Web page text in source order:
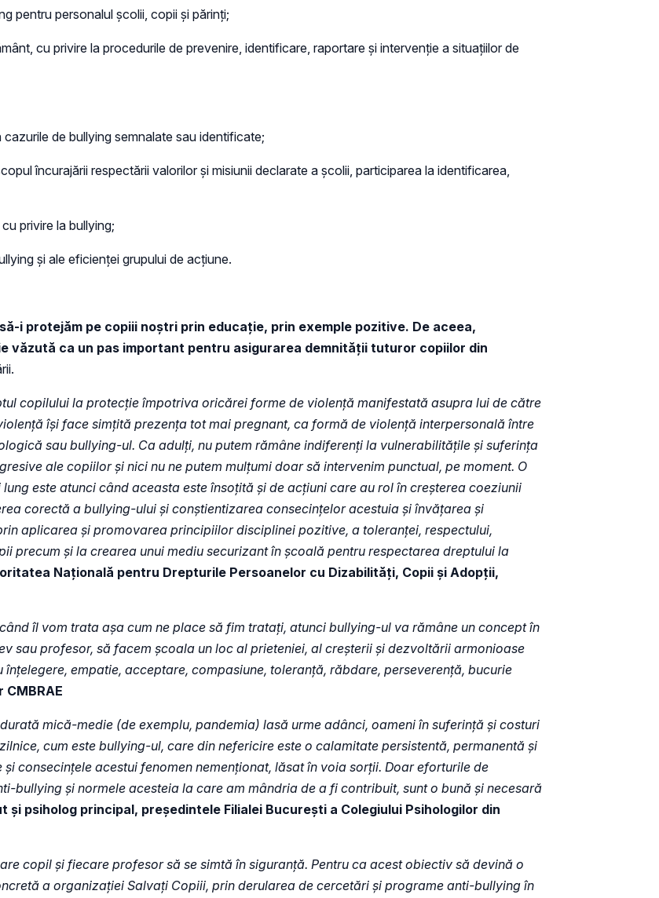
pentru personalul școlii, copii și părinți;
cu privire la procedurile de prevenire, identificare, raportare și intervenție a situațiilor de
de bullying semnalate sau identificate;
încurajării respectării valorilor și misiunii declarate a școlii, participarea la identificarea,
privire la bullying;
și ale eficienței grupului de acțiune.
i protejăm pe copiii noștri prin educație, prin exemple pozitive. De aceea,
văzută ca un pas important pentru asigurarea demnității tuturor copiilor din
copilului la protecție împotriva oricărei forme de violență manifestată asupra lui de către
își face simțită prezența tot mai pregnant, ca formă de violență interpersonală între
sau bullying-ul. Ca adulți, nu putem rămâne indiferenți la vulnerabilitățile și suferința
ale copiilor și nici nu ne putem mulțumi doar să intervenim punctual, pe moment. O
este atunci când aceasta este însoțită și de acțiuni care au rol în creșterea coeziunii
corectă a bullying-ului și conștientizarea consecințelor acestuia și învățarea și
aplicarea și promovarea principiilor disciplinei pozitive, a toleranței, respectului,
precum și la crearea unui mediu securizant în școală pentru respectarea dreptului la
Națională pentru Drepturile Persoanelor cu Dizabilități, Copii și Adopții,
îl vom trata așa cum ne place să fim tratați, atunci bullying-ul va rămâne un concept în
sau profesor, să facem școala un loc al prieteniei, al creșterii și dezvoltării armonioase
empatie, acceptare, compasiune, toleranță, răbdare, perseverență, bucurie
mică-medie (de exemplu, pandemia) lasă urme adânci, oameni în suferință și costuri
cum este bullying-ul, care din nefericire este o calamitate persistentă, permanentă și
consecințele acestui fenomen nemenționat, lăsat în voia sorții. Doar eforturile de
bullying și normele acesteia la care am mândria de a fi contribuit, sunt o bună și necesară
și psiholog principal, președintele Filialei București a Colegiului Psihologilor din
copil și fiecare profesor să se simtă în siguranță. Pentru ca acest obiectiv să devină o
a organizației Salvați Copiii, prin derularea de cercetări și programe anti-bullying în